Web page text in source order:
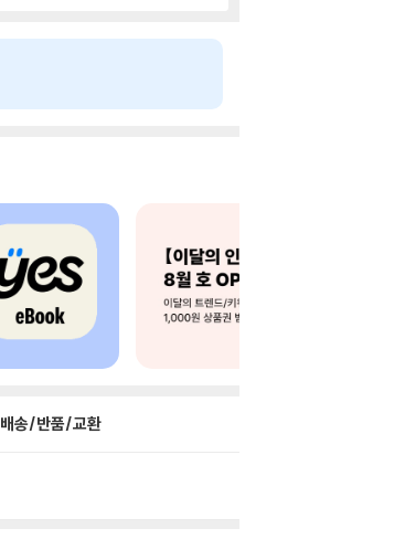
배송/반품/교환